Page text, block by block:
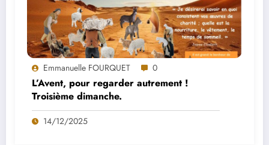
Emmanuelle FOURQUET 0
L’Avent, pour regarder autrement !
Troisième dimanche.
14/12/2025